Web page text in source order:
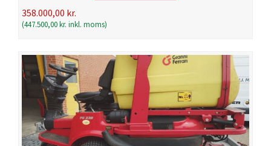
358.000,00 kr.
(447.500,00kr. inkl. moms)